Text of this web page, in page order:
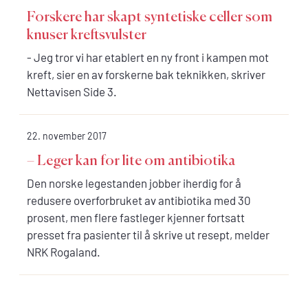
Forskere har skapt syntetiske celler som
knuser kreftsvulster
- Jeg tror vi har etablert en ny front i kampen mot
kreft, sier en av forskerne bak teknikken, skriver
Nettavisen Side 3.
22. november 2017
– Leger kan for lite om antibiotika
Den norske legestanden jobber iherdig for å
redusere overforbruket av antibiotika med 30
prosent, men flere fastleger kjenner fortsatt
presset fra pasienter til å skrive ut resept, melder
NRK Rogaland.